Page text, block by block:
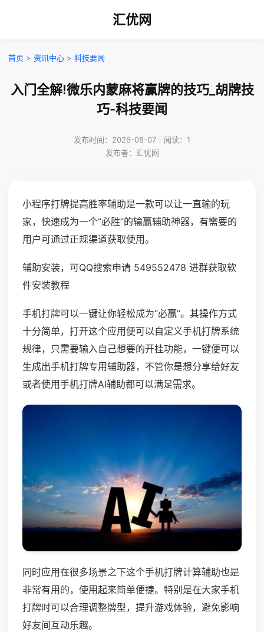
汇优网
首页 > 资讯中心 > 科技要闻
入门全解!微乐内蒙麻将赢牌的技巧_胡牌技
巧-科技要闻
发布时间：2026-08-07｜阅读：1
发布者：汇优网
小程序打牌提高胜率辅助是一款可以让一直输的玩
家，快速成为一个“必胜”的输赢辅助神器，有需要的
用户可通过正规渠道获取使用。
辅助安装，可QQ搜索申请 549552478 进群获取软
件安装教程
手机打牌可以一键让你轻松成为“必赢”。其操作方式
十分简单，打开这个应用便可以自定义手机打牌系统
规律，只需要输入自己想要的开挂功能，一键便可以
生成出手机打牌专用辅助器，不管你是想分享给好友
或者使用手机打牌AI辅助都可以满足需求。
同时应用在很多场景之下这个手机打牌计算辅助也是
非常有用的，使用起来简单便捷。特别是在大家手机
打牌时可以合理调整牌型，提升游戏体验，避免影响
好友间互动乐趣。